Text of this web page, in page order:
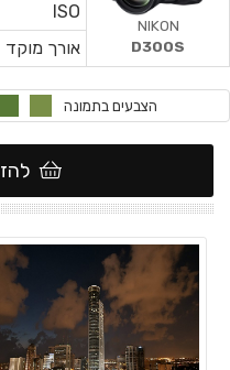
ISO
אורך מוקד
NIKON
D300S
הצבעים בתמונה